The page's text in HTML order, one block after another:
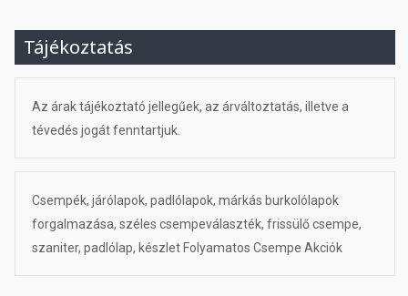
Tájékoztatás
Az árak tájékoztató jellegűek, az árváltoztatás, illetve a
tévedés jogát fenntartjuk.
Csempék, járólapok, padlólapok, márkás burkolólapok
forgalmazása, széles csempeválaszték, frissülő csempe,
szaniter, padlólap, készlet Folyamatos Csempe Akciók